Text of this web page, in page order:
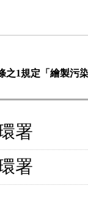
之1規定「繪製污
署
署